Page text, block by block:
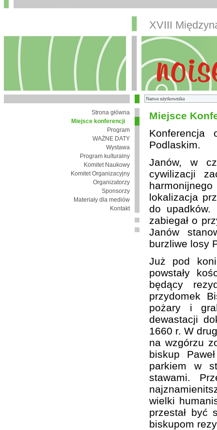
XVIII
Strona główna
Miejsce konferencji
Program
WAŻNE DATY
Wystawa
Program kulturalny
Komitet Naukowy
Komitet Organizacyjny
Organizatorzy
Sponsorzy
Materiały dla mediów
Kontakt
Miejsce
Podlaskim.
Janów, w
cywilizacji
lokalizacja
do upadków.
zabiegał o
Janów
burzliwe losy
Już pod
powstały
będący
przydomek
pożary i
dewastacji
1660 r. W
na wzgórzu
biskup
parkiem w
stawami.
wielki
przestał być
biskupom